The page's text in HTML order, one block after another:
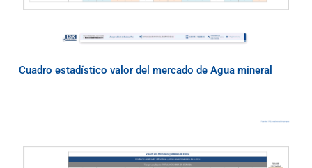
Cuadro estadístico valor del mercado de Agua mineral